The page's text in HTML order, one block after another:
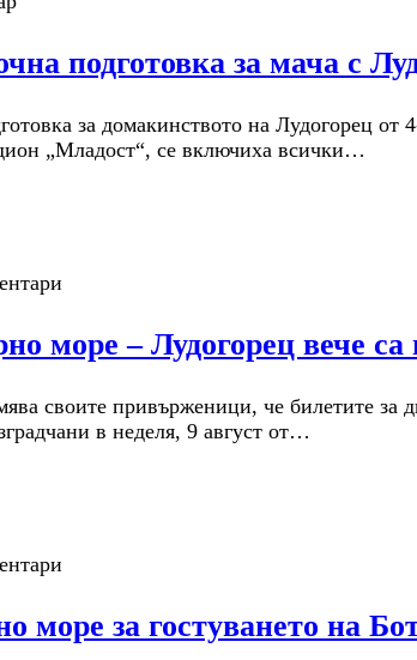
подготовка за мача с
за домакинството на Лудогорец
„Младост“, се включиха всички…
море – Лудогорец вече са
своите привърженици, че билетите за
в неделя, 9 август от…
море за гостуването на